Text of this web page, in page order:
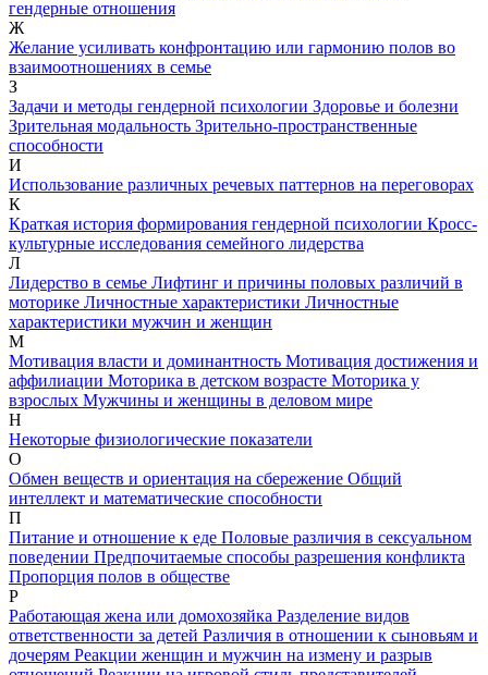
гендерные отношения
Ж
Желание усиливать конфронтацию или гармонию полов во
взаимоотношениях в семье
З
Задачи и методы гендерной психологии Здоровье и болезни
Зрительная модальность Зрительно-пространственные
способности
И
Использование различных речевых паттернов на переговорах
К
Краткая история формирования гендерной психологии Кросс-
культурные исследования семейного лидерства
Л
Лидерство в семье Лифтинг и причины половых различий в
моторике Личностные характеристики Личностные
характеристики мужчин и женщин
М
Мотивация власти и доминантность Мотивация достижения и
аффилиации Моторика в детском возрасте Моторика у
взрослых Мужчины и женщины в деловом мире
Н
Некоторые физиологические показатели
О
Обмен веществ и ориентация на сбережение Общий
интеллект и математические способности
П
Питание и отношение к еде Половые различия в сексуальном
поведении Предпочитаемые способы разрешения конфликта
Пропорция полов в обществе
Р
Работающая жена или домохозяйка Разделение видов
ответственности за детей Различия в отношении к сыновьям и
дочерям Реакции женщин и мужчин на измену и разрыв